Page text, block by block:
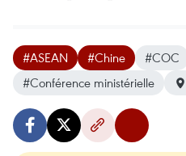
#ASEAN #Chine #COC
#Conférence ministérielle